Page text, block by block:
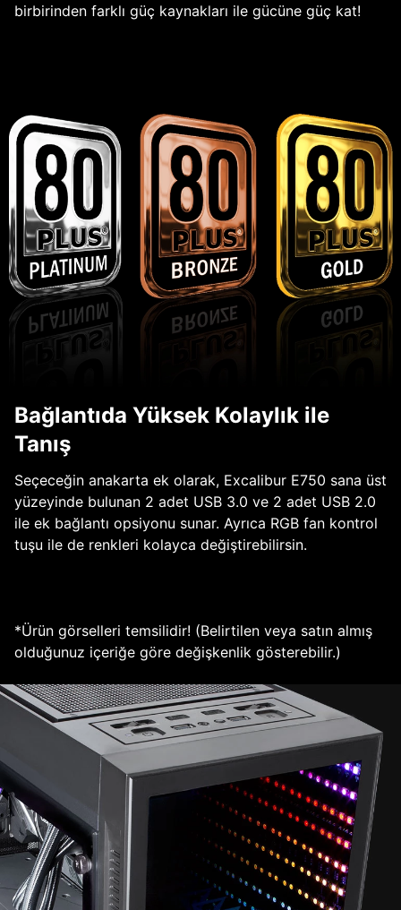
birbirinden farklı güç kaynakları ile gücüne güç kat!
Bağlantıda Yüksek Kolaylık ile
Tanış
Seçeceğin anakarta ek olarak, Excalibur E750 sana üst
yüzeyinde bulunan 2 adet USB 3.0 ve 2 adet USB 2.0
ile ek bağlantı opsiyonu sunar. Ayrıca RGB fan kontrol
tuşu ile de renkleri kolayca değiştirebilirsin.
*Ürün görselleri temsilidir! (Belirtilen veya satın almış
olduğunuz içeriğe göre değişkenlik gösterebilir.)